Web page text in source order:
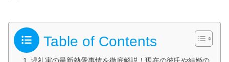
Table of Contents